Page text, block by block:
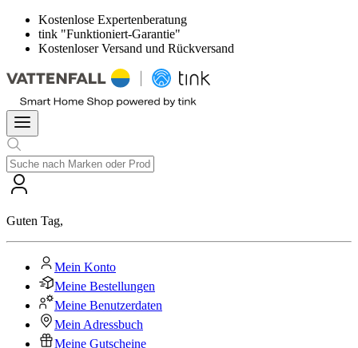
Kostenlose Expertenberatung
tink "Funktioniert-Garantie"
Kostenloser Versand und Rückversand
Guten Tag,
Mein Konto
Meine Bestellungen
Meine Benutzerdaten
Mein Adressbuch
Meine Gutscheine